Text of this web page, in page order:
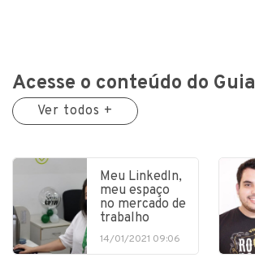
Acesse o conteúdo do Guia
Ver todos +
Meu LinkedIn,
meu espaço
no mercado de
trabalho
14/01/2021 09:06